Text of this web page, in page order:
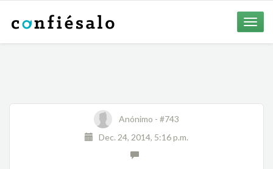
Toggle
Anónimo - #743
Dec. 24, 2014, 5:16 p.m.